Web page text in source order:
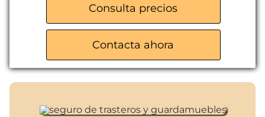
Seguridad máxima
Alquiler sin permanencia
Consulta precios
Contacta ahora